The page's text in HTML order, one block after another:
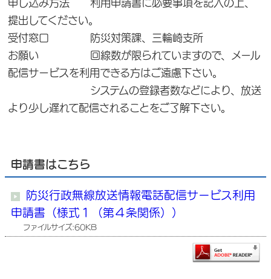
申し込み方法 利用申請書に必要事項を記入の上、
提出してください。
受付窓口 防災対策課、三輪崎支所
お願い 回線数が限られていますので、メール
配信サービスを利用できる方はご遠慮下さい。
システムの登録者数などにより、放送
より少し遅れて配信されることをご了解下さい。
申請書はこちら
防災行政無線放送情報電話配信サービス利用
申請書（様式１（第４条関係））
ファイルサイズ:60KB